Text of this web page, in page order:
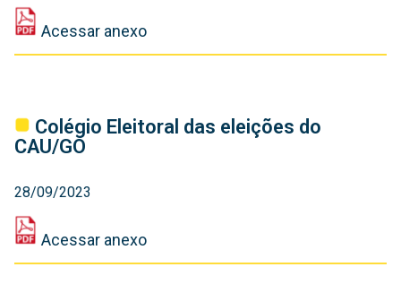
Acessar anexo
‎Colégio Eleitoral das eleições do
CAU/GO
28/09/2023
Acessar anexo